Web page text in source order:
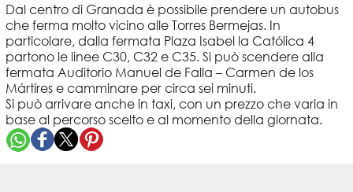
Dal centro di Granada è possibile prendere un autobus
che ferma molto vicino alle Torres Bermejas. In
particolare, dalla fermata Plaza Isabel la Católica 4
partono le linee C30, C32 e C35. Si può scendere alla
fermata Auditorio Manuel de Falla – Carmen de los
Mártires e camminare per circa sei minuti.
Si può arrivare anche in taxi, con un prezzo che varia in
base al percorso scelto e al momento della giornata.